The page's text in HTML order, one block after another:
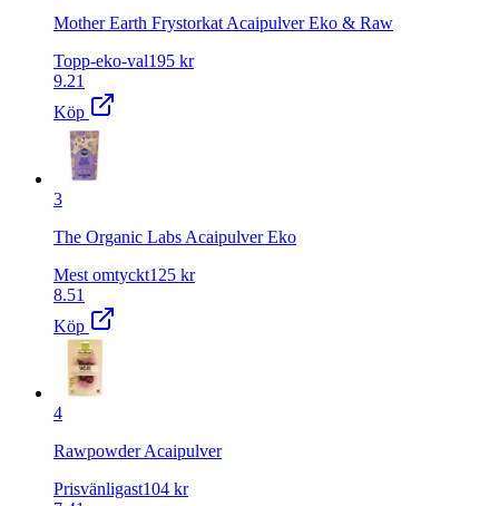
Mother Earth Frystorkat Acaipulver Eko & Raw
Topp-eko-val195 kr
9.21
Köp
3
The Organic Labs Acaipulver Eko
Mest omtyckt125 kr
8.51
Köp
4
Rawpowder Acaipulver
Prisvänligast104 kr